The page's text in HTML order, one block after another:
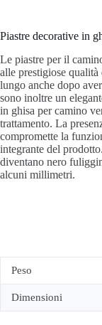
Piastre decorative in
Le piastre per il
alle prestigiose
lungo anche dopo
sono inoltre un
in ghisa per camino
trattamento. La
compromette la
integrante del
diventano nero
alcuni millimetri.
Peso
Dimensioni